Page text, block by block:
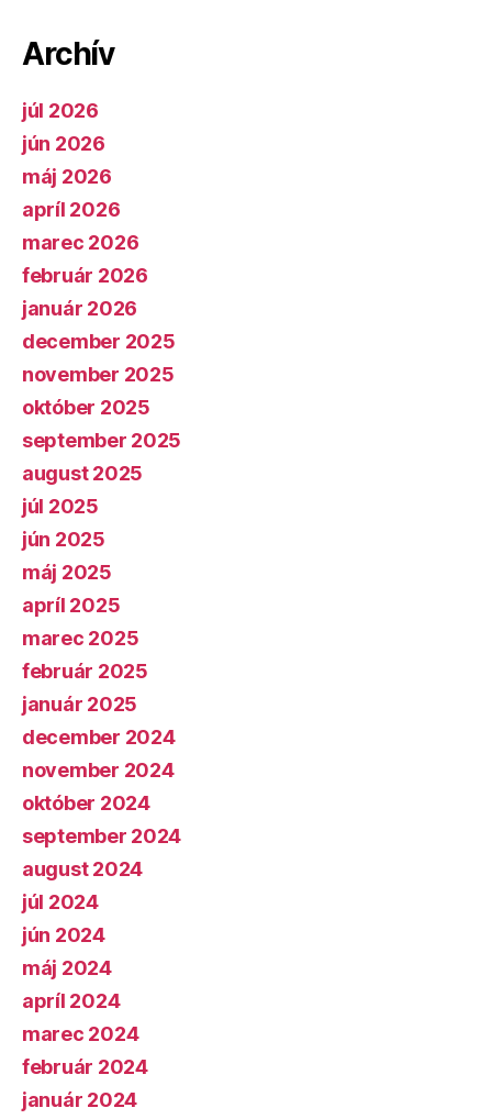
Archív
júl 2026
jún 2026
máj 2026
apríl 2026
marec 2026
február 2026
január 2026
december 2025
november 2025
október 2025
september 2025
august 2025
júl 2025
jún 2025
máj 2025
apríl 2025
marec 2025
február 2025
január 2025
december 2024
november 2024
október 2024
september 2024
august 2024
júl 2024
jún 2024
máj 2024
apríl 2024
marec 2024
február 2024
január 2024